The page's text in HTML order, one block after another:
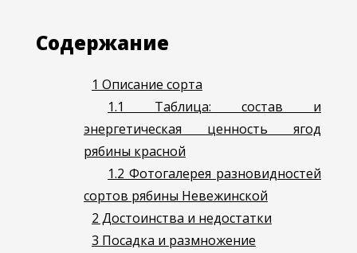
Содержание
1 Описание сорта
1.1
Таблица: состав и
энергетическая ценность ягод
рябины красной
1.2 Фотогалерея разновидностей
сортов рябины Невежинской
2 Достоинства и недостатки
3 Посадка и размножение